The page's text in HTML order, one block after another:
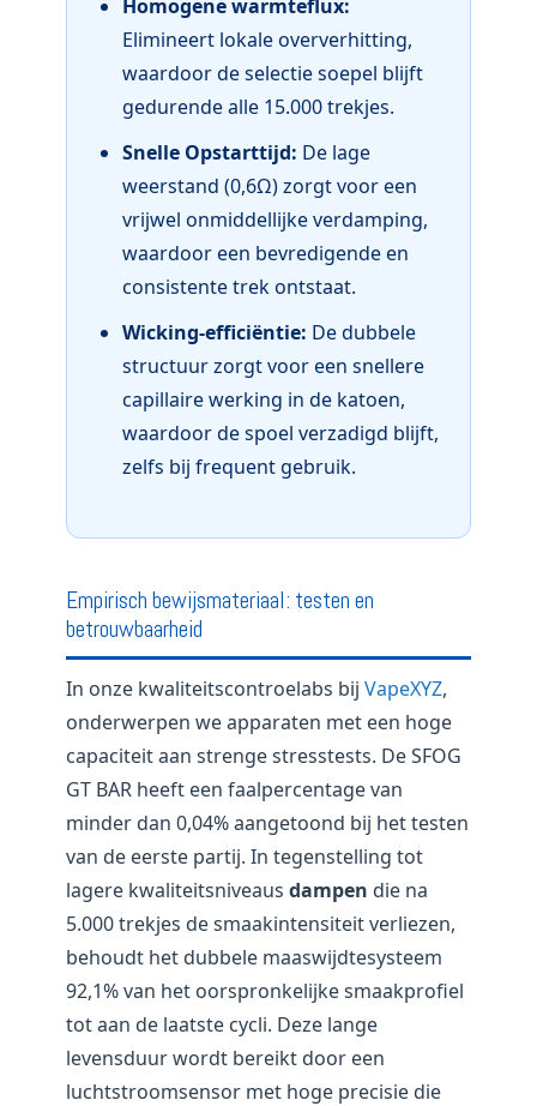
Homogene warmteflux:
Elimineert lokale oververhitting,
waardoor de selectie soepel blijft
gedurende alle 15.000 trekjes.
Snelle Opstarttijd: De lage
weerstand (0,6Ω) zorgt voor een
vrijwel onmiddellijke verdamping,
waardoor een bevredigende en
consistente trek ontstaat.
Wicking-efficiëntie: De dubbele
structuur zorgt voor een snellere
capillaire werking in de katoen,
waardoor de spoel verzadigd blijft,
zelfs bij frequent gebruik.
Empirisch bewijsmateriaal: testen en
betrouwbaarheid
In onze kwaliteitscontroelabs bij VapeXYZ,
onderwerpen we apparaten met een hoge
capaciteit aan strenge stresstests. De SFOG
GT BAR heeft een faalpercentage van
minder dan 0,04% aangetoond bij het testen
van de eerste partij. In tegenstelling tot
lagere kwaliteitsniveaus dampen die na
5.000 trekjes de smaakintensiteit verliezen,
behoudt het dubbele maaswijdtesysteem
92,1% van het oorspronkelijke smaakprofiel
tot aan de laatste cycli. Deze lange
levensduur wordt bereikt door een
luchtstroomsensor met hoge precisie die